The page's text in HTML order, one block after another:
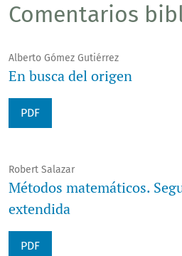
Comentarios
Alberto Gómez Gutiérrez
En busca del origen
PDF
Robert Salazar
Métodos matemáticos.
extendida
PDF